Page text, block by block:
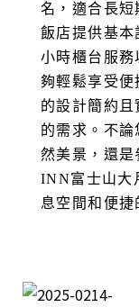
名，適合長短
飯店提供基
小時櫃台服
夠輕鬆享受
的設計簡約
的需求。不
然美景，還
INN富士山大
息空間和便捷